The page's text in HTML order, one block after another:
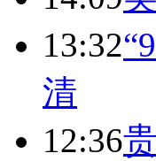
13:32
清
12:36